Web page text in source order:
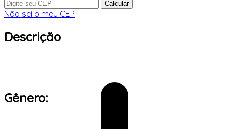
Calcular
Não sei o meu CEP
Descrição
Gênero: